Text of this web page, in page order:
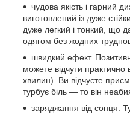
чудова якість і гарний
виготовлений із дуже
дуже легкий і тонкий, що
одягом без жодних
швидкий ефект.
можете відчути практично
хвилин). Ви відчуєте
турбує біль — то він
заряджання від сонця.